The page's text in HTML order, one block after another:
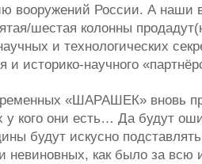
вооружений России. А наши
шестая колонны
и технологических
и историко-научного
«ШАРАШЕК» вновь
у кого они есть… Да будут
будут искусно
невиновных, как было за